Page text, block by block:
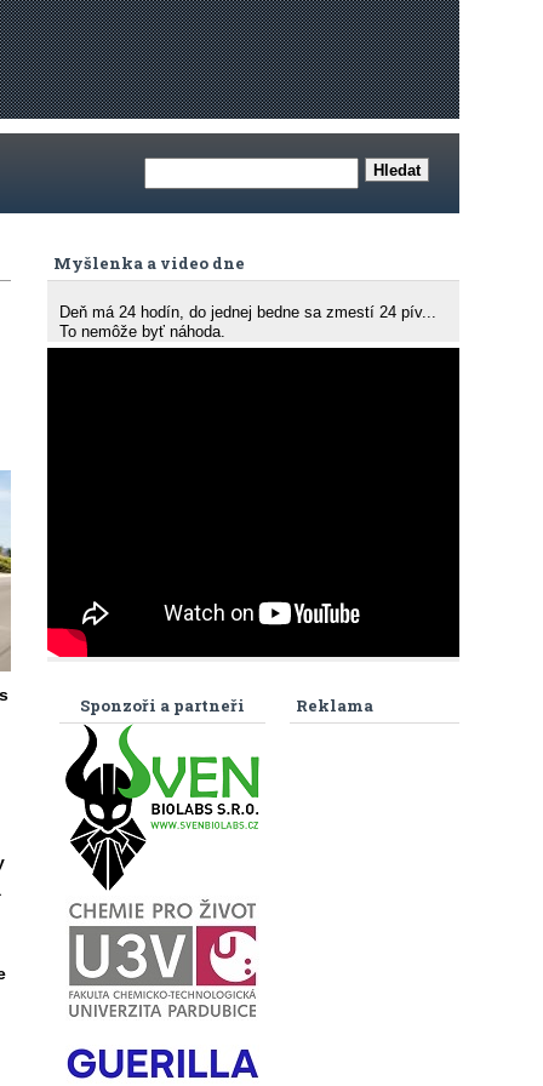
Myšlenka a video dne
Deň má 24 hodín, do jednej bedne sa zmestí 24 pív...
To nemôže byť náhoda.
Reklama
Sponzoři a partneři